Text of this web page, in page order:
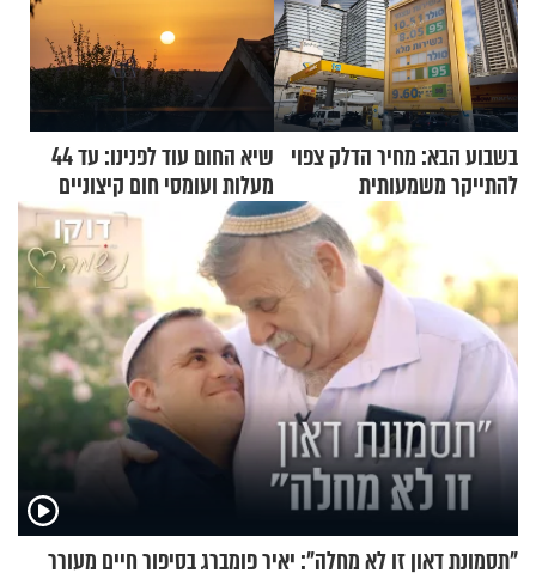
בשבוע הבא: מחיר הדלק צפוי
להתייקר משמעותית
שיא החום עוד לפנינו: עד 44
מעלות ועומסי חום קיצוניים
"תסמונת דאון זו לא מחלה": יאיר פומברג בסיפור חיים מעורר